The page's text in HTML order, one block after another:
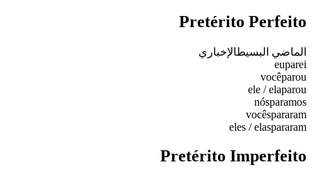
Pretérito Perfeito
الماضي البسيطالإخباري
euparei
vocêparou
ele / elaparou
nósparamos
vocêspararam
eles / elaspararam
Pretérito Imperfeito